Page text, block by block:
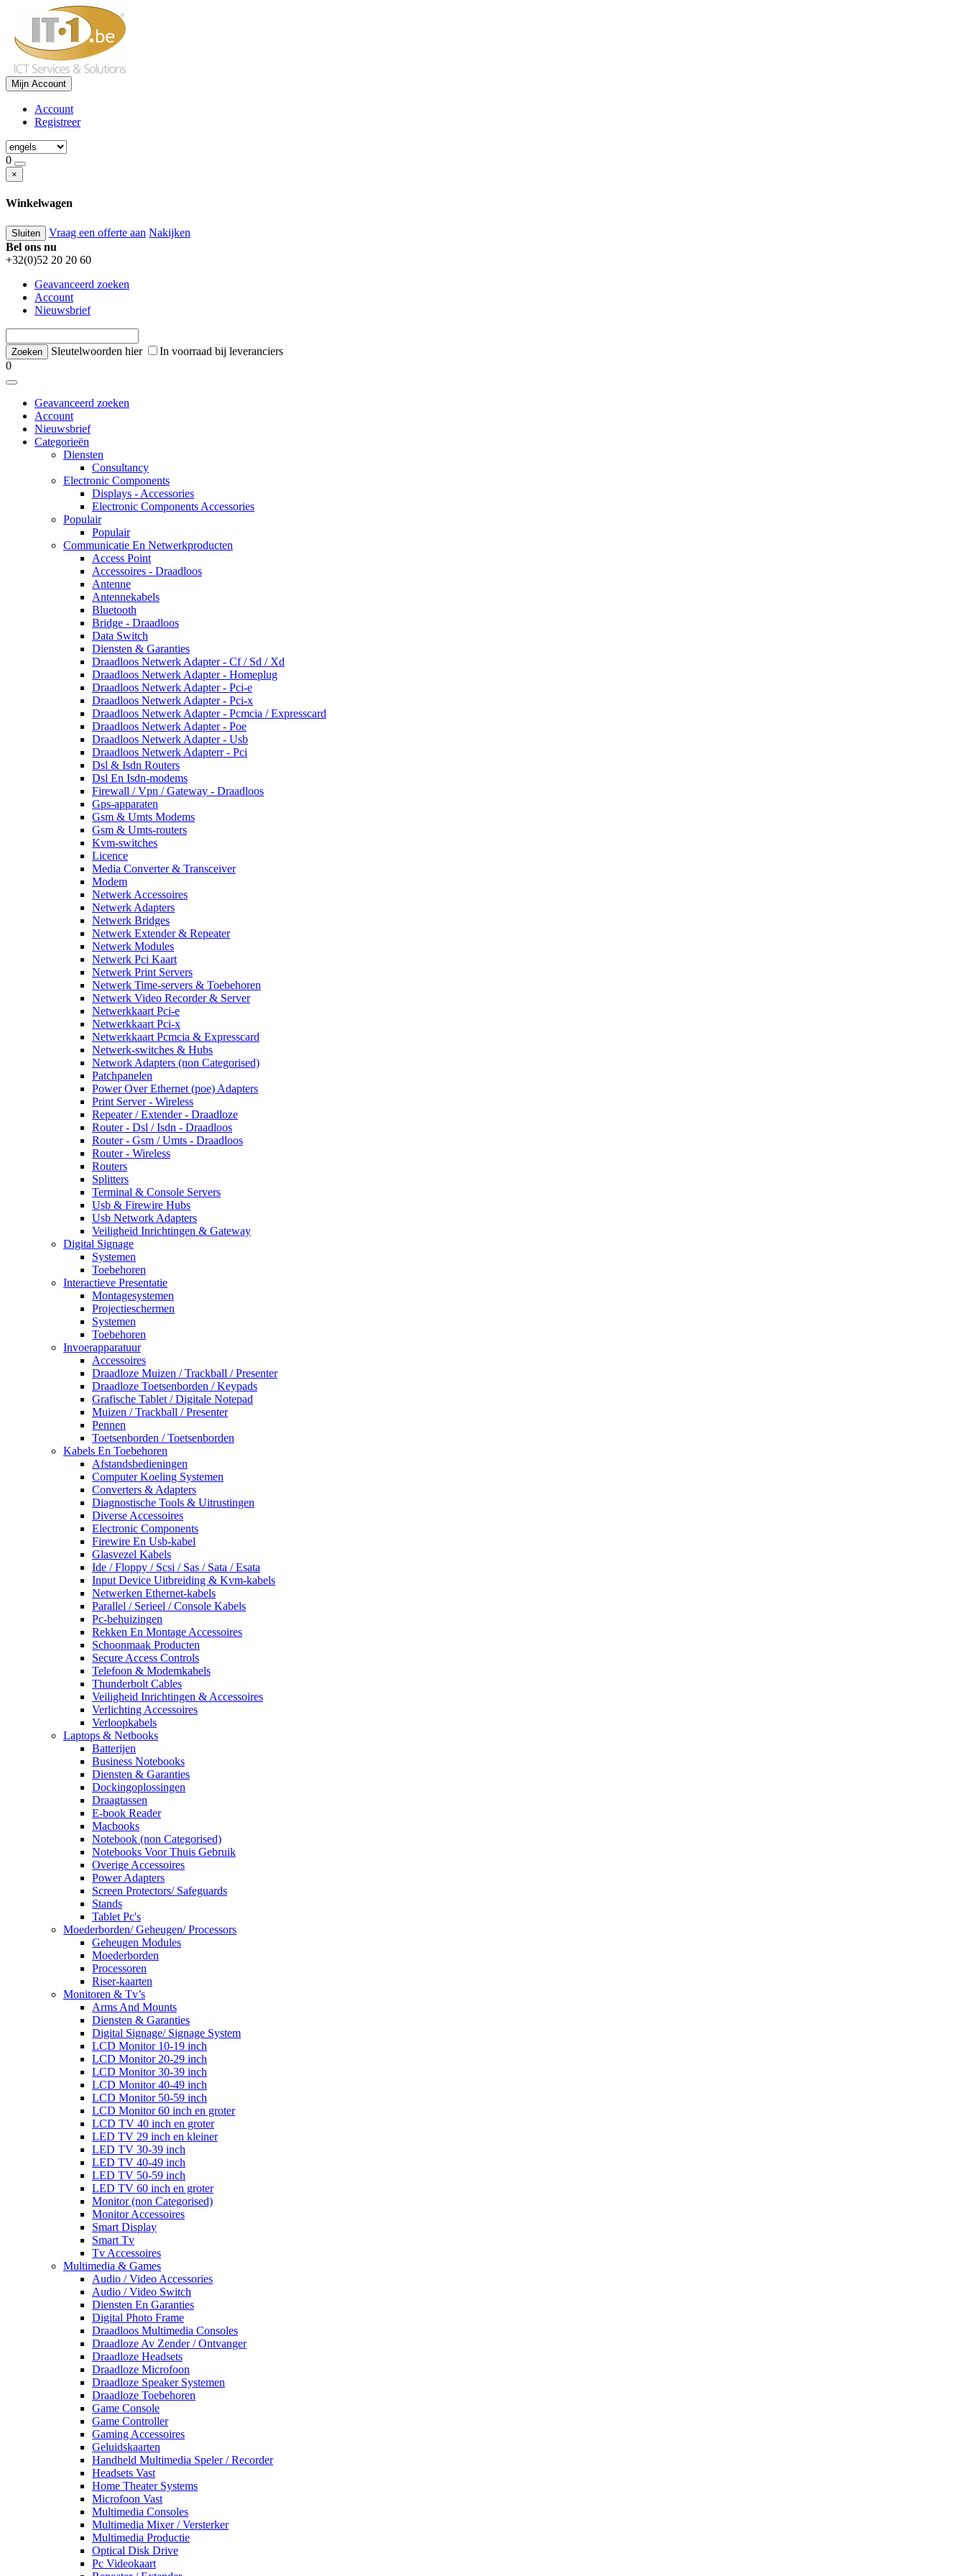
Mijn Account
Account
Registreer
0
×
Winkelwagen
Sluiten Vraag een offerte aan Nakijken
Bel ons nu
+32(0)52 20 20 60
Geavanceerd zoeken
Account
Nieuwsbrief
Sleutelwoorden hier
In voorraad bij leveranciers
0
Geavanceerd zoeken
Account
Nieuwsbrief
Categorieën
Diensten
Consultancy
Electronic Components
Displays - Accessories
Electronic Components Accessories
Populair
Populair
Communicatie En Netwerkproducten
Access Point
Accessoires - Draadloos
Antenne
Antennekabels
Bluetooth
Bridge - Draadloos
Data Switch
Diensten & Garanties
Draadloos Netwerk Adapter - Cf / Sd / Xd
Draadloos Netwerk Adapter - Homeplug
Draadloos Netwerk Adapter - Pci-e
Draadloos Netwerk Adapter - Pci-x
Draadloos Netwerk Adapter - Pcmcia / Expresscard
Draadloos Netwerk Adapter - Poe
Draadloos Netwerk Adapter - Usb
Draadloos Netwerk Adapterr - Pci
Dsl & Isdn Routers
Dsl En Isdn-modems
Firewall / Vpn / Gateway - Draadloos
Gps-apparaten
Gsm & Umts Modems
Gsm & Umts-routers
Kvm-switches
Licence
Media Converter & Transceiver
Modem
Netwerk Accessoires
Netwerk Adapters
Netwerk Bridges
Netwerk Extender & Repeater
Netwerk Modules
Netwerk Pci Kaart
Netwerk Print Servers
Netwerk Time-servers & Toebehoren
Netwerk Video Recorder & Server
Netwerkkaart Pci-e
Netwerkkaart Pci-x
Netwerkkaart Pcmcia & Expresscard
Netwerk-switches & Hubs
Network Adapters (non Categorised)
Patchpanelen
Power Over Ethernet (poe) Adapters
Print Server - Wireless
Repeater / Extender - Draadloze
Router - Dsl / Isdn - Draadloos
Router - Gsm / Umts - Draadloos
Router - Wireless
Routers
Splitters
Terminal & Console Servers
Usb & Firewire Hubs
Usb Network Adapters
Veiligheid Inrichtingen & Gateway
Digital Signage
Systemen
Toebehoren
Interactieve Presentatie
Montagesystemen
Projectieschermen
Systemen
Toebehoren
Invoerapparatuur
Accessoires
Draadloze Muizen / Trackball / Presenter
Draadloze Toetsenborden / Keypads
Grafische Tablet / Digitale Notepad
Muizen / Trackball / Presenter
Pennen
Toetsenborden / Toetsenborden
Kabels En Toebehoren
Afstandsbedieningen
Computer Koeling Systemen
Converters & Adapters
Diagnostische Tools & Uitrustingen
Diverse Accessoires
Electronic Components
Firewire En Usb-kabel
Glasvezel Kabels
Ide / Floppy / Scsi / Sas / Sata / Esata
Input Device Uitbreiding & Kvm-kabels
Netwerken Ethernet-kabels
Parallel / Serieel / Console Kabels
Pc-behuizingen
Rekken En Montage Accessoires
Schoonmaak Producten
Secure Access Controls
Telefoon & Modemkabels
Thunderbolt Cables
Veiligheid Inrichtingen & Accessoires
Verlichting Accessoires
Verloopkabels
Laptops & Netbooks
Batterijen
Business Notebooks
Diensten & Garanties
Dockingoplossingen
Draagtassen
E-book Reader
Macbooks
Notebook (non Categorised)
Notebooks Voor Thuis Gebruik
Overige Accessoires
Power Adapters
Screen Protectors/ Safeguards
Stands
Tablet Pc's
Moederborden/ Geheugen/ Processors
Geheugen Modules
Moederborden
Processoren
Riser-kaarten
Monitoren & Tv’s
Arms And Mounts
Diensten & Garanties
Digital Signage/ Signage System
LCD Monitor 10-19 inch
LCD Monitor 20-29 inch
LCD Monitor 30-39 inch
LCD Monitor 40-49 inch
LCD Monitor 50-59 inch
LCD Monitor 60 inch en groter
LCD TV 40 inch en groter
LED TV 29 inch en kleiner
LED TV 30-39 inch
LED TV 40-49 inch
LED TV 50-59 inch
LED TV 60 inch en groter
Monitor (non Categorised)
Monitor Accessoires
Smart Display
Smart Tv
Tv Accessoires
Multimedia & Games
Audio / Video Accessories
Audio / Video Switch
Diensten En Garanties
Digital Photo Frame
Draadloos Multimedia Consoles
Draadloze Av Zender / Ontvanger
Draadloze Headsets
Draadloze Microfoon
Draadloze Speaker Systemen
Draadloze Toebehoren
Game Console
Game Controller
Gaming Accessoires
Geluidskaarten
Handheld Multimedia Speler / Recorder
Headsets Vast
Home Theater Systems
Microfoon Vast
Multimedia Consoles
Multimedia Mixer / Versterker
Multimedia Productie
Optical Disk Drive
Pc Videokaart